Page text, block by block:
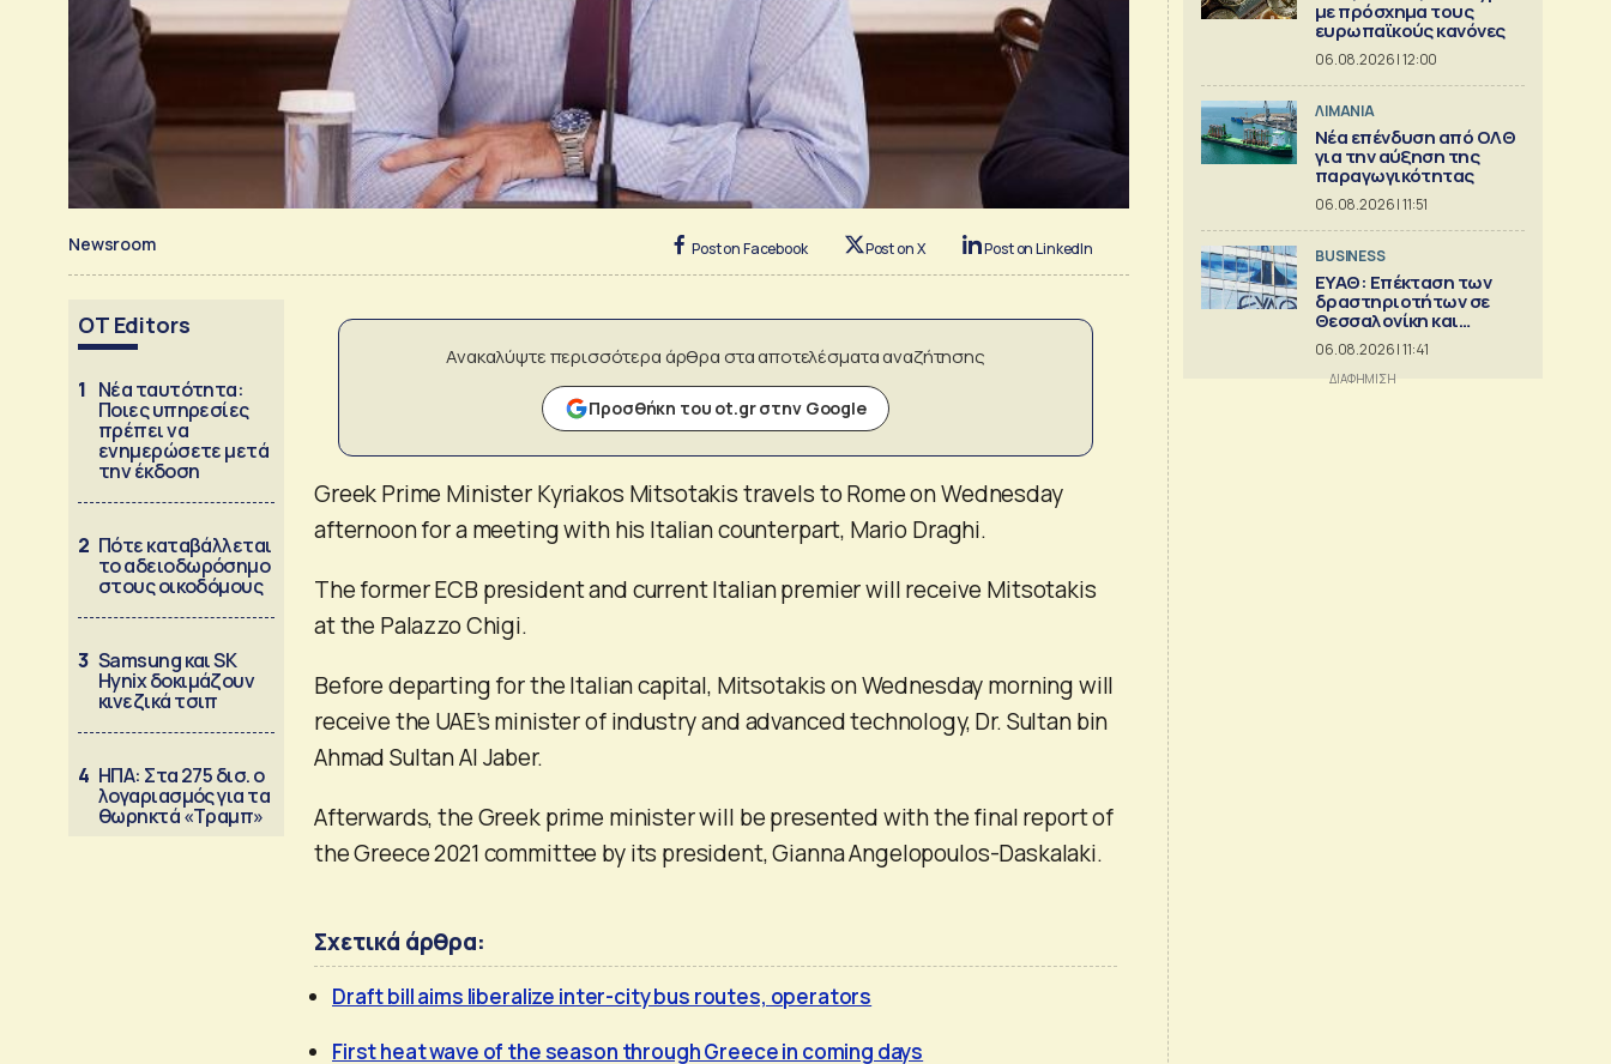
Newsroom Post on Facebook Post on X Post on LinkedIn
OT Editors
1 Νέα ταυτότητα:
Ποιες υπηρεσίες
πρέπει να
ενημερώσετε μετά
την έκδοση
2 Πότε καταβάλλεται
το αδειοδωρόσημο
στους οικοδόμους
3 Samsung και SK
Hynix δοκιμάζουν
κινεζικά τσιπ
4 ΗΠΑ: Στα 275 δισ. ο
λογαριασμός για τα
θωρηκτά «Τραμπ»
Ανακαλύψτε περισσότερα άρθρα στα αποτελέσματα αναζήτησης
Προσθήκη του ot.gr στην Google
Greek Prime Minister Kyriakos Mitsotakis travels to Rome on Wednesday
afternoon for a meeting with his Italian counterpart, Mario Draghi.
The former ECB president and current Italian premier will receive Mitsotakis
at the Palazzo Chigi.
Before departing for the Italian capital, Mitsotakis on Wednesday morning will
receive the UAE’s minister of industry and advanced technology, Dr. Sultan bin
Ahmad Sultan Al Jaber.
Afterwards, the Greek prime minister will be presented with the final report of
the Greece 2021 committee by its president, Gianna Angelopoulos-Daskalaki.
Σχετικά άρθρα:
Draft bill aims liberalize inter-city bus routes, operators
First heat wave of the season through Greece in coming days
με πρόσχημα τους
ευρωπαϊκούς κανόνες
06.08.2026 | 12:00
ΛΙΜΑΝΙΑ
Νέα επένδυση από ΟΛΘ
για την αύξηση της
παραγωγικότητας
06.08.2026 | 11:51
BUSINESS
ΕΥΑΘ: Επέκταση των
δραστηριοτήτων σε
Θεσσαλονίκη και
Χαλκιδική
06.08.2026 | 11:41